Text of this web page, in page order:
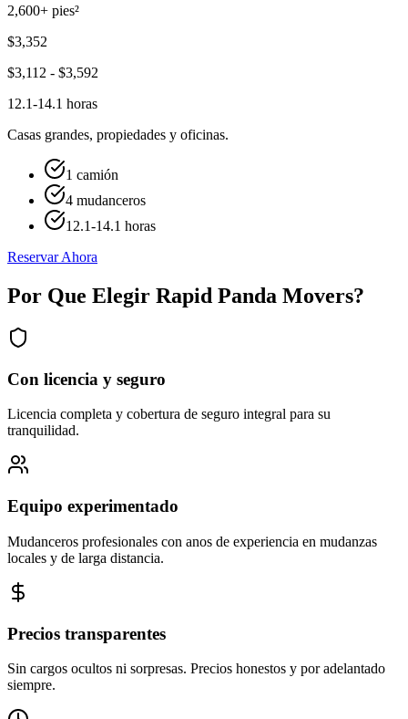
2,600+ pies²
$3,352
$3,112 - $3,592
12.1-14.1 horas
Casas grandes, propiedades y oficinas.
1 camión
4 mudanceros
12.1-14.1 horas
Reservar Ahora
Por Que Elegir Rapid Panda Movers?
Con licencia y seguro
Licencia completa y cobertura de seguro integral para su
tranquilidad.
Equipo experimentado
Mudanceros profesionales con anos de experiencia en mudanzas
locales y de larga distancia.
Precios transparentes
Sin cargos ocultos ni sorpresas. Precios honestos y por adelantado
siempre.